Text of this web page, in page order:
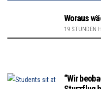
Woraus
19 STUNDEN
“Wir